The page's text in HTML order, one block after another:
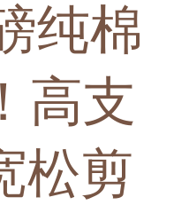
纯棉
高支
松剪